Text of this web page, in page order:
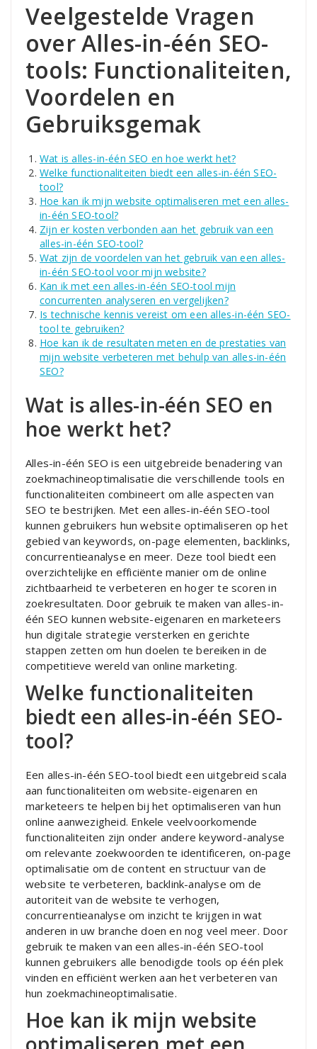
Veelgestelde Vragen
over Alles-in-één SEO-
tools: Functionaliteiten,
Voordelen en
Gebruiksgemak
Wat is alles-in-één SEO en hoe werkt het?
Welke functionaliteiten biedt een alles-in-één SEO-
tool?
Hoe kan ik mijn website optimaliseren met een alles-
in-één SEO-tool?
Zijn er kosten verbonden aan het gebruik van een
alles-in-één SEO-tool?
Wat zijn de voordelen van het gebruik van een alles-
in-één SEO-tool voor mijn website?
Kan ik met een alles-in-één SEO-tool mijn
concurrenten analyseren en vergelijken?
Is technische kennis vereist om een alles-in-één SEO-
tool te gebruiken?
Hoe kan ik de resultaten meten en de prestaties van
mijn website verbeteren met behulp van alles-in-één
SEO?
Wat is alles-in-één SEO en
hoe werkt het?
Alles-in-één SEO is een uitgebreide benadering van
zoekmachineoptimalisatie die verschillende tools en
functionaliteiten combineert om alle aspecten van
SEO te bestrijken. Met een alles-in-één SEO-tool
kunnen gebruikers hun website optimaliseren op het
gebied van keywords, on-page elementen, backlinks,
concurrentieanalyse en meer. Deze tool biedt een
overzichtelijke en efficiënte manier om de online
zichtbaarheid te verbeteren en hoger te scoren in
zoekresultaten. Door gebruik te maken van alles-in-
één SEO kunnen website-eigenaren en marketeers
hun digitale strategie versterken en gerichte
stappen zetten om hun doelen te bereiken in de
competitieve wereld van online marketing.
Welke functionaliteiten
biedt een alles-in-één SEO-
tool?
Een alles-in-één SEO-tool biedt een uitgebreid scala
aan functionaliteiten om website-eigenaren en
marketeers te helpen bij het optimaliseren van hun
online aanwezigheid. Enkele veelvoorkomende
functionaliteiten zijn onder andere keyword-analyse
om relevante zoekwoorden te identificeren, on-page
optimalisatie om de content en structuur van de
website te verbeteren, backlink-analyse om de
autoriteit van de website te verhogen,
concurrentieanalyse om inzicht te krijgen in wat
anderen in uw branche doen en nog veel meer. Door
gebruik te maken van een alles-in-één SEO-tool
kunnen gebruikers alle benodigde tools op één plek
vinden en efficiënt werken aan het verbeteren van
hun zoekmachineoptimalisatie.
Hoe kan ik mijn website